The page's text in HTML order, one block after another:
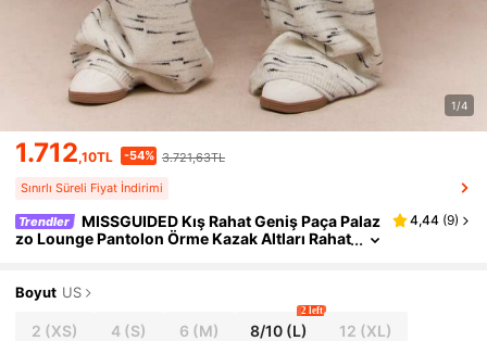
1/4
1.712,10TL -54% 3.721,63TL
Sınırlı Süreli Fiyat İndirimi
Trendler
MISSGUIDED Kış Rahat Geniş Paça Palaz
zo Lounge Pantolon Örme Kazak Altları Rahat
4,44 (9)
Boyut US
2 (XS) 4(S) 6 (M) 8/10 (L)
2 left
12 (XL)